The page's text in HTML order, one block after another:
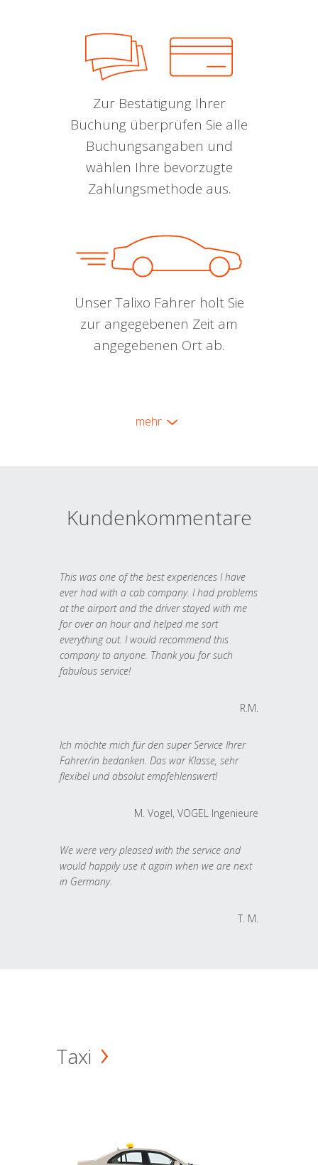
Zur Bestätigung Ihrer
Buchung überprüfen Sie alle
Buchungsangaben und
wählen Ihre bevorzugte
Zahlungsmethode aus.
Unser Talixo Fahrer holt Sie
zur angegebenen Zeit am
angegebenen Ort ab.
mehr
Kundenkommentare
This was one of the best experiences I have
ever had with a cab company. I had problems
at the airport and the driver stayed with me
for over an hour and helped me sort
everything out. I would recommend this
company to anyone. Thank you for such
fabulous service!
R.M.
Ich möchte mich für den super Service Ihrer
Fahrer/in bedanken. Das war Klasse, sehr
flexibel und absolut empfehlenswert!
M. Vogel, VOGEL Ingenieure
We were very pleased with the service and
would happily use it again when we are next
in Germany.
T. M.
Taxi